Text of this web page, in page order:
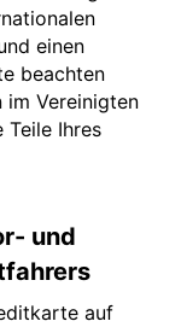
einen
beachten
im Vereinigten
Teile Ihres
und
auf